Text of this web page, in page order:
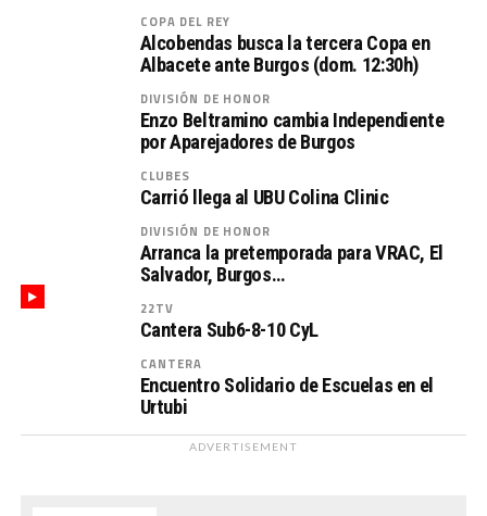
COPA DEL REY
Alcobendas busca la tercera Copa en
Albacete ante Burgos (dom. 12:30h)
DIVISIÓN DE HONOR
Enzo Beltramino cambia Independiente
por Aparejadores de Burgos
CLUBES
Carrió llega al UBU Colina Clinic
DIVISIÓN DE HONOR
Arranca la pretemporada para VRAC, El
Salvador, Burgos…
22TV
Cantera Sub6-8-10 CyL
CANTERA
Encuentro Solidario de Escuelas en el
Urtubi
ADVERTISEMENT